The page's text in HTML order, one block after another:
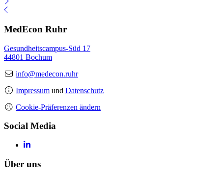
MedEcon Ruhr
Gesundheitscampus-Süd 17
44801 Bochum
info@medecon.ruhr
Impressum und Datenschutz
Cookie-Präferenzen ändern
Social Media
Über uns